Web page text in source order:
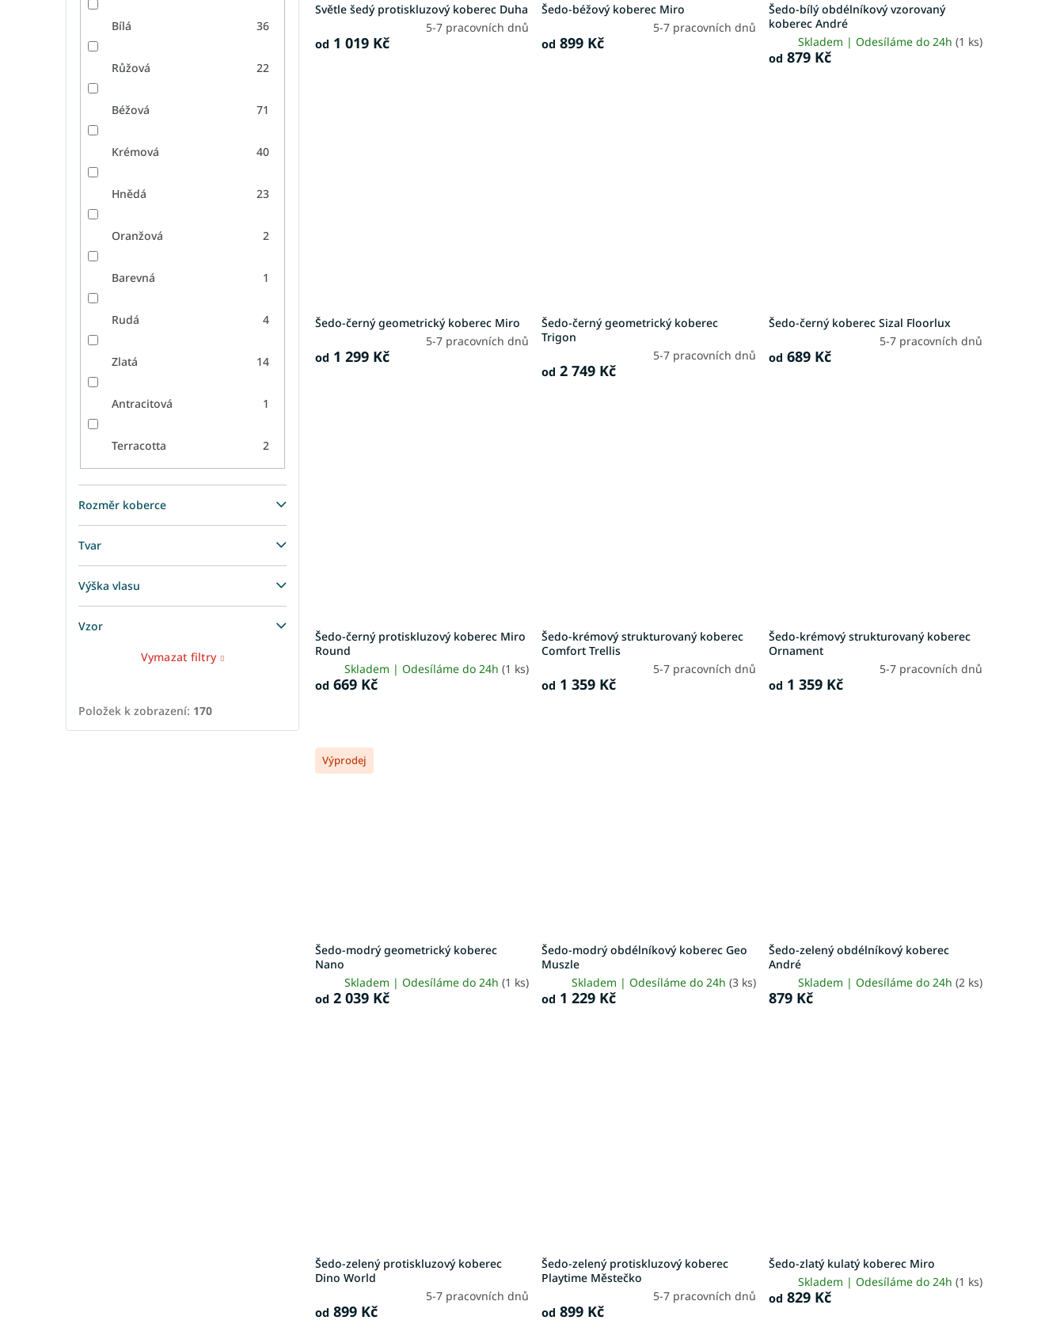
Bílá 36
Růžová 22
Béžová 71
Krémová 40
Hnědá 23
Oranžová 2
Barevná 1
Rudá 4
Zlatá 14
Antracitová 1
Terracotta 2
Rozměr koberce
Tvar
Výška vlasu
Vzor
Vymazat filtry
Položek k zobrazení: 170
Světle šedý protiskluzový koberec Duha
5-7 pracovních dnů
od 1 019 Kč
Šedo-béžový koberec Miro
5-7 pracovních dnů
od 899 Kč
Šedo-bílý obdélníkový vzorovaný
koberec André
Skladem | Odesíláme do 24h (1 ks)
od 879 Kč
Šedo-černý geometrický koberec Miro
5-7 pracovních dnů
od 1 299 Kč
Šedo-černý geometrický koberec
Trigon
5-7 pracovních dnů
od 2 749 Kč
Šedo-černý koberec Sizal Floorlux
5-7 pracovních dnů
od 689 Kč
Šedo-černý protiskluzový koberec Miro
Round
Skladem | Odesíláme do 24h(1 ks)
od 669 Kč
Šedo-krémový strukturovaný koberec
Comfort Trellis
5-7 pracovních dnů
od 1 359 Kč
Šedo-krémový strukturovaný koberec
Ornament
5-7 pracovních dnů
od 1 359 Kč
Výprodej
Šedo-modrý geometrický koberec
Nano
Skladem | Odesíláme do 24h(1 ks)
od 2 039 Kč
Šedo-modrý obdélníkový koberec Geo
Muszle
Skladem | Odesíláme do 24h (3 ks)
od 1 229 Kč
Šedo-zelený obdélníkový koberec
André
Skladem | Odesíláme do 24h (2 ks)
879 Kč
Šedo-zelený protiskluzový koberec
Dino World
5-7 pracovních dnů
od 899 Kč
Šedo-zelený protiskluzový koberec
Playtime Městečko
5-7 pracovních dnů
od 899 Kč
Šedo-zlatý kulatý koberec Miro
Skladem | Odesíláme do 24h (1 ks)
od 829 Kč